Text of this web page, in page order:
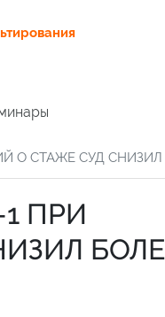
СТАЖЕ СУД СНИЗИЛ
ПРИ